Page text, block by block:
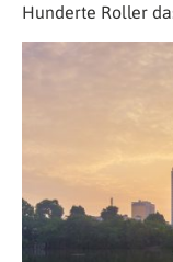
Hunderte Roller